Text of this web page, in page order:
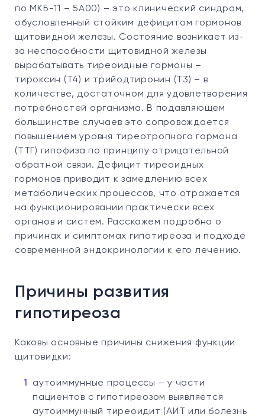
3. Классификация
4. Симптомы гипотиреоза
5. Какой врач лечит гипотиреоз?
6. Диагностика гипотиреоза
7. Лечение гипотиреоза
8. Чем опасен гипотиреоз, если не лечить?
9. Прогноз
10. Сколько стоит диагностика и лечение
гипотиреоза?
12. Список литературы
по МКБ-11 – 5А00) – это клинический синдром,
обусловленный стойким дефицитом гормонов
щитовидной железы. Состояние возникает из-
за неспособности щитовидной железы
вырабатывать тиреоидные гормоны –
тироксин (T4) и трийодтиронин (T3) – в
количестве, достаточном для удовлетворения
потребностей организма. В подавляющем
большинстве случаев это сопровождается
повышением уровня тиреотропного гормона
(ТТГ) гипофиза по принципу отрицательной
обратной связи. Дефицит тиреоидных
гормонов приводит к замедлению всех
метаболических процессов, что отражается
на функционировании практически всех
органов и систем. Расскажем подробно о
причинах и симптомах гипотиреоза и подходе
современной эндокринологии к его лечению.
Причины развития
гипотиреоза
Каковы основные причины снижения функции
щитовидки:
аутоиммунные процессы – у части
пациентов с гипотиреозом выявляется
аутоиммунный тиреоидит (АИТ или болезнь